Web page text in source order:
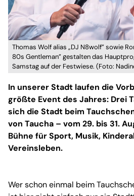
Thomas Wolf alias „DJ N8wolf” sowie
80s Gentleman” gestalten das
Samstag auf der Festwiese. (Foto:
In unserer Stadt laufen die
größte Event des Jahres: Drei
sich die Stadt beim
von Taucha – vom 29. bis 31.
Bühne für Sport, Musik,
Vereinsleben.
Wer schon einmal beim